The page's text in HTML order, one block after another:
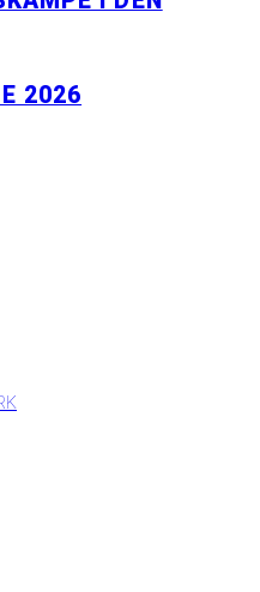
2026